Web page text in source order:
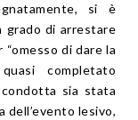
si è
grado di arrestare
di dare la
completato
condotta sia stata
dell’evento lesivo,